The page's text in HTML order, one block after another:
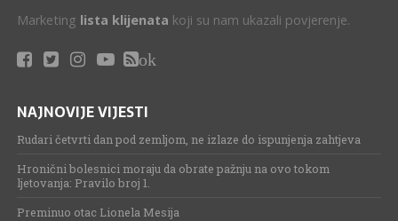
Marketing lista klijenata koji su nam ukazali povjerenje.
ok
NAJNOVIJE VIJESTI
Rudari četvrti dan pod zemljom, ne izlaze do ispunjenja zahtjeva
Hronični bolesnici moraju da obrate pažnju na ovo tokom
ljetovanja: Pravilo broj 1.
Preminuo otac Lionela Mesija